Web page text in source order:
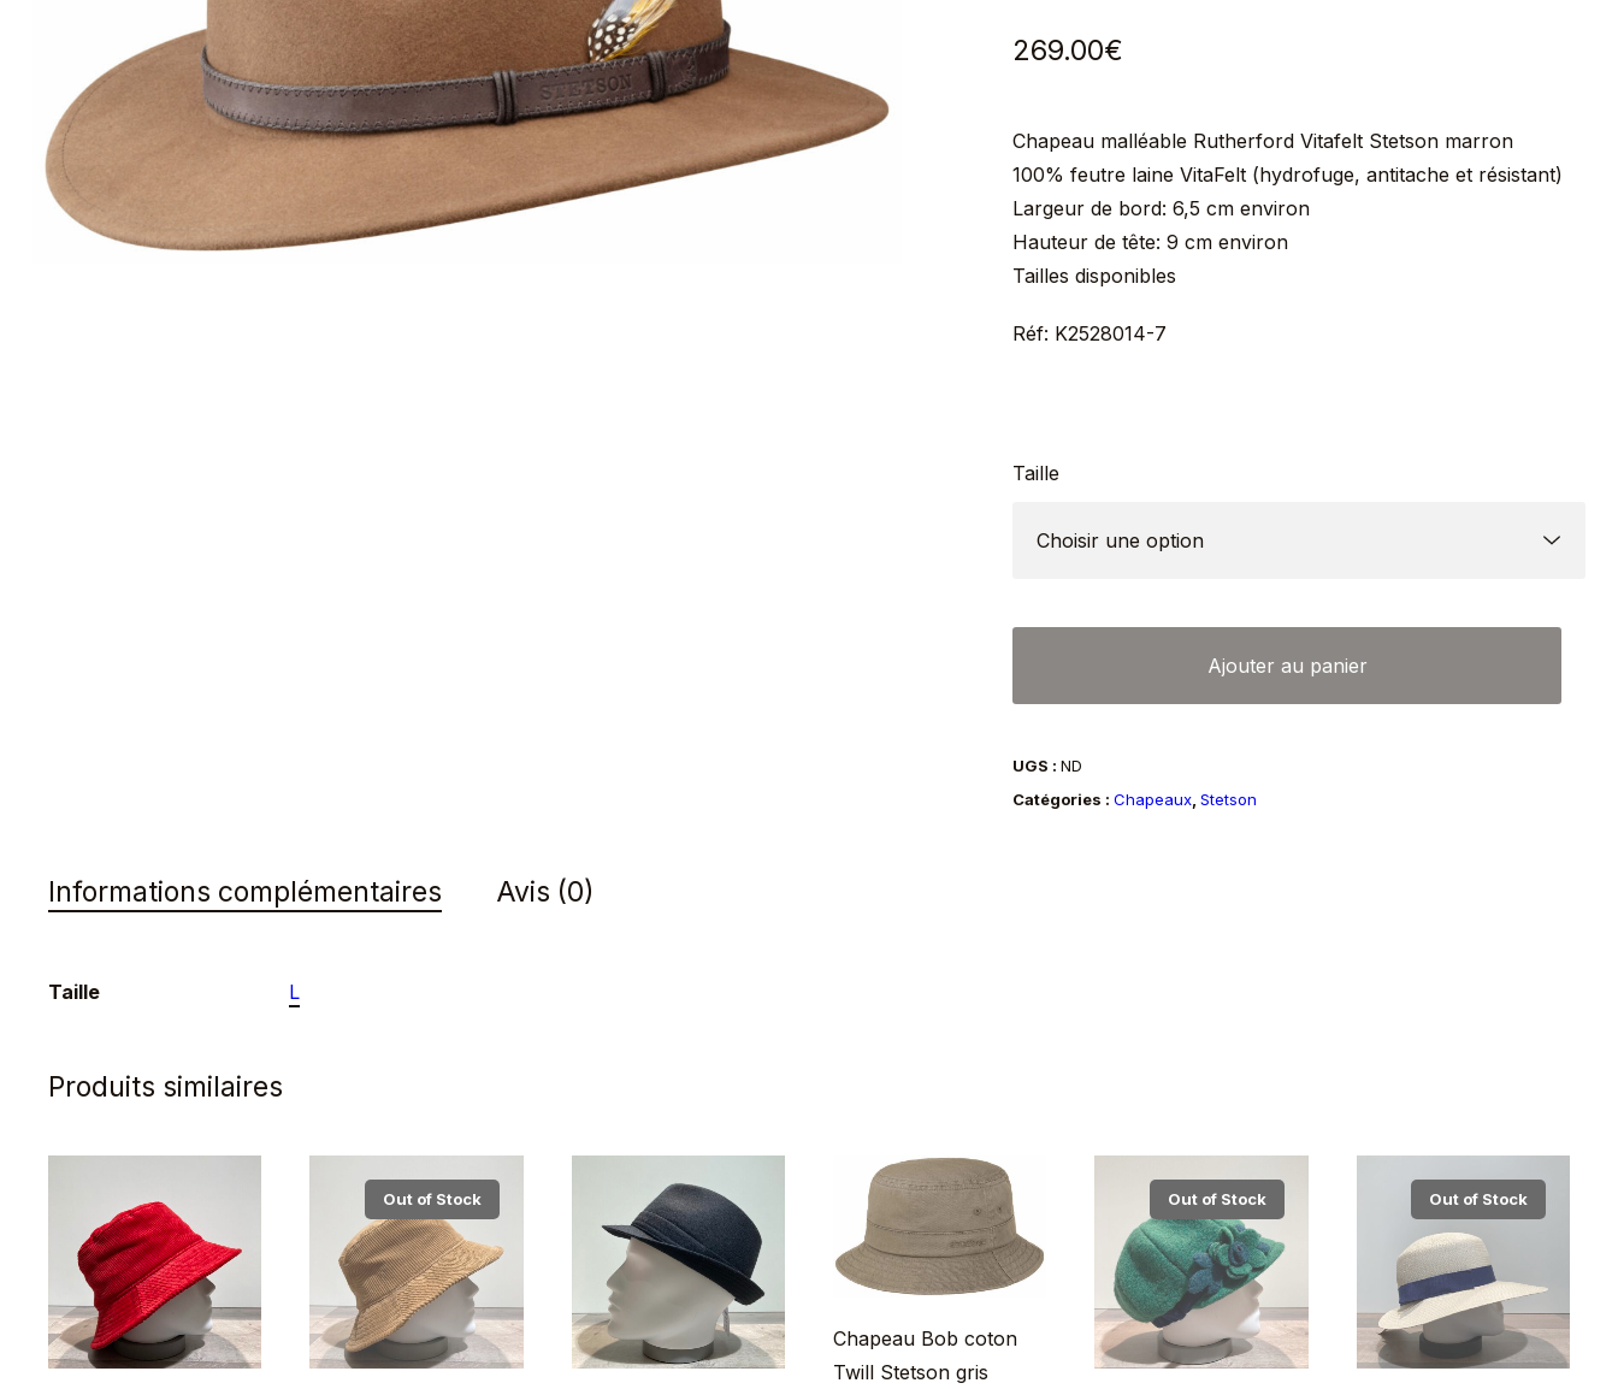
269.00€
Chapeau malléable Rutherford Vitafelt Stetson marron
100% feutre laine VitaFelt (hydrofuge, antitache et résistant)
Largeur de bord: 6,5 cm environ
Hauteur de tête: 9 cm environ
Tailles disponibles
Réf: K2528014-7
Taille
Chapeau
Rutherford
Vitafelt
Ajouter au panier
UGS :ND
Catégories :Chapeaux ,Stetson
Informations complémentaires Avis (0)
Taille L
Produits similaires
Out of Stock
Chapeau Bob coton
Twill Stetson gris
Out of Stock Out of Stock